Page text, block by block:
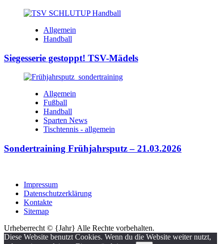
Allgemein
Handball
Siegesserie gestoppt! TSV-Mädels
Allgemein
Fußball
Handball
Sparten News
Tischtennis - allgemein
Sondertraining Frühjahrsputz – 21.03.2026
Impressum
Datenschutzerklärung
Kontakte
Sitemap
Urheberrecht © {Jahr} Alle Rechte vorbehalten.
Diese Website benutzt Cookies. Wenn du die Website weiter nutzt,